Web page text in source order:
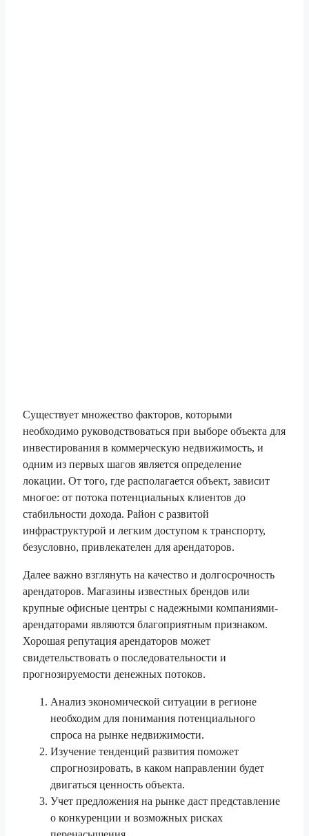
Существует множество факторов, которыми
необходимо руководствоваться при выборе объекта для
инвестирования в коммерческую недвижимость, и
одним из первых шагов является определение
локации. От того, где располагается объект, зависит
многое: от потока потенциальных клиентов до
стабильности дохода. Район с развитой
инфраструктурой и легким доступом к транспорту,
безусловно, привлекателен для арендаторов.
Далее важно взглянуть на качество и долгосрочность
арендаторов. Магазины известных брендов или
крупные офисные центры с надежными компаниями-
арендаторами являются благоприятным признаком.
Хорошая репутация арендаторов может
свидетельствовать о последовательности и
прогнозируемости денежных потоков.
Анализ экономической ситуации в регионе
необходим для понимания потенциального
спроса на рынке недвижимости.
Изучение тенденций развития поможет
спрогнозировать, в каком направлении будет
двигаться ценность объекта.
Учет предложения на рынке даст представление
о конкуренции и возможных рисках